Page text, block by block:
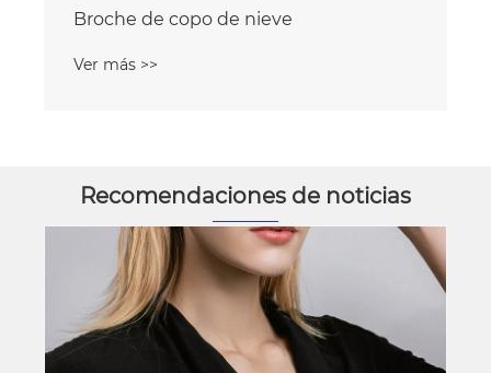
Broche de mariposa de piedra de
Recomendaciones de noticias
¿Qué hace que un colgante sea la
fusión perfecta de estilo y función?